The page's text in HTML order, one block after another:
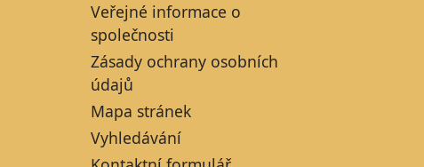
Veřejné informace o
společnosti
Zásady ochrany osobních
údajů
Mapa stránek
Vyhledávání